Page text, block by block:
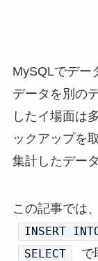
MySQLでデー
データを別の
したイ場面は
ックアップを
集計したデー
この記事では
INSERT
SELECT で